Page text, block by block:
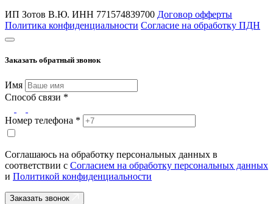
ИП Зотов В.Ю. ИНН 771574839700 Договор офферты
Политика конфиденциальности Согласие на обработку ПДН
Заказать обратный звонок
Имя
Способ связи *
Номер телефона *
Соглашаюсь на обработку персональных данных в
соответствии с Согласием на обработку персональных данных
и Политикой конфиденциальности
Заказать звонок